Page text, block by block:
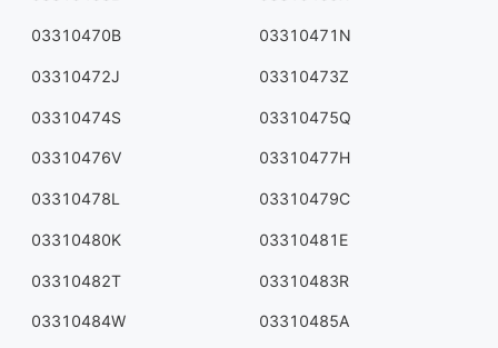
03310470B 03310471N
03310472J 03310473Z
03310474S 03310475Q
03310476V 03310477H
03310478L 03310479C
03310480K 03310481E
03310482T 03310483R
03310484W 03310485A